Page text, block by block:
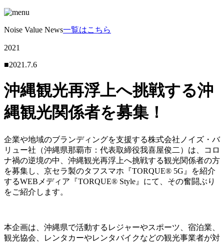
Noise Value News一覧はこちら
2021
■2021.7.6
沖縄観光再浮上へ挑戦する沖
縄観光関係者を募集！
企業や地域のブランディングを支援する株式会社ノイズ・バ
リュー社（沖縄県那覇市：代表取締役我喜屋俊二）は、コロ
ナ禍の逆境の中、沖縄観光再浮上へ挑戦する観光関係者の方
を募集し、京セラ製のタフスマホ『TORQUE® 5G』を紹介
するWEBメディア『TORQUE® Style』にて、その奮闘ぶり
をご紹介します。
本企画は、沖縄県で活動するレジャーやスポーツ、宿泊業、
観光協会、レンタカーやレンタバイクなどの観光事業者が対